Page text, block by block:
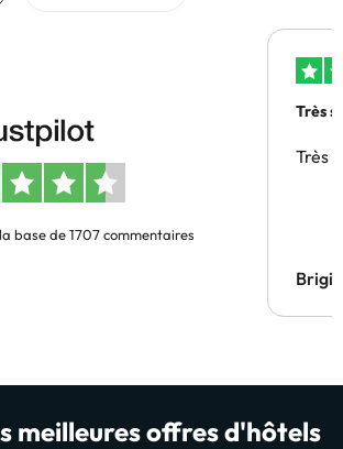
base de 1707 commentaires
Très
Très
meilleures offres d'hôtels